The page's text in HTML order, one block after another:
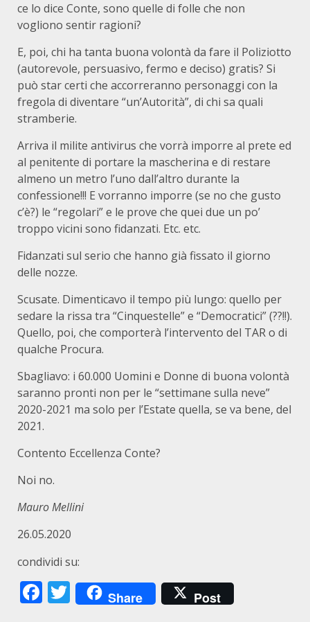
ce lo dice Conte, sono quelle di folle che non
vogliono sentir ragioni?
E, poi, chi ha tanta buona volontà da fare il Poliziotto
(autorevole, persuasivo, fermo e deciso) gratis? Si
può star certi che accorreranno personaggi con la
fregola di diventare “un’Autorità”, di chi sa quali
stramberie.
Arriva il milite antivirus che vorrà imporre al prete ed
al penitente di portare la mascherina e di restare
almeno un metro l’uno dall’altro durante la
confessione!!! E vorranno imporre (se no che gusto
c’è?) le “regolari” e le prove che quei due un po’
troppo vicini sono fidanzati. Etc. etc.
Fidanzati sul serio che hanno già fissato il giorno
delle nozze.
Scusate. Dimenticavo il tempo più lungo: quello per
sedare la rissa tra “Cinquestelle” e “Democratici” (??!!).
Quello, poi, che comporterà l’intervento del TAR o di
qualche Procura.
Sbagliavo: i 60.000 Uomini e Donne di buona volontà
saranno pronti non per le “settimane sulla neve”
2020-2021 ma solo per l’Estate quella, se va bene, del
2021.
Contento Eccellenza Conte?
Noi no.
Mauro Mellini
26.05.2020
condividi su:
Facebook
Twitter
Share Post